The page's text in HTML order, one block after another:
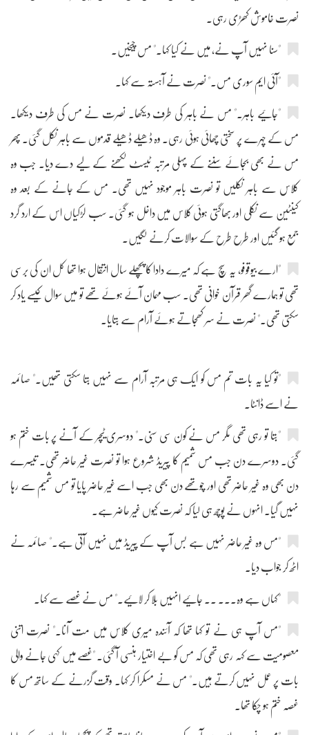
نصرت خاموش کھڑی رہی۔
"سنا نہیں آپ نے، میں نے کیا کہا۔" مس چیخیں۔
"آئی ایم سوری مس۔" نصرت نے آہستہ سے کہا۔
"جائیے باہر۔" مس نے باہر کی طرف دیکھا۔ نصرت نے مس کی طرف دیکھا۔
مس کے چہرے پر سختی چھائی ہوئی رہی۔ وہ ڈھیلے ڈھیلے قدموں سے باہر نکل گئی۔ پھر
مس نے بھی بجائے سننے کے پہلی مرتبہ ٹیسٹ لکھنے کے لیے دے دیا۔ جب وہ
کلاس سے باہر نکلیں تو نصرت باہر موجود نہیں تھی۔ مس کے جانے کے بعد وہ
کینٹین سے نکلی اور بھاگتی ہوئی کلاس میں داخل ہو گئی۔ سب لڑکیاں اس کے ارد گرد
جمع ہو گئیں اور طرح طرح کے سوالات کرنے لگیں۔
"ارے بیوقوفو، یہ سچ ہے کہ میرے دادا کا پچھلے سال انتقال ہوا تھا کل ان کی برسی
تھی تو ہمارے گھر قرآن خوانی تھی۔ سب مہمان آئے ہوئے تھے تو میں سوال کیسے یاد کر
سکتی تھی۔" نصرت نے سر کھجاتے ہوئے آرام سے بتایا۔
"تو کیا یہ بات تم مس کو ایک ہی مرتبہ آرام سے نہیں بتا سکتی تھیں۔" صائمہ
نے اسے ڈانٹا۔
"بتا تو رہی تھی مگر مس نے کون سی سنی۔" دوسری ٹیچر کے آنے پر بات ختم ہو
گئی۔ دوسرے دن جب مس شمیم کا پیریڈ شروع ہوا تو نصرت غیر حاضر تھی۔ تیسرے
دن بھی وہ غیر حاضر تھی اور چوتھے دن بھی جب اسے غیر حاضر پایا تو مس شمیم سے رہا
نہیں گیا۔ انہوں نے پوچھ ہی لیا کہ نصرت کیوں غیر حاضر ہے۔
"مس وہ غیر حاضر نہیں ہے بس آپ کے پیریڈ میں نہیں آتی ہے۔" صائمہ نے
اٹھ کر جواب دیا۔
"کہاں ہے وہ۔۔۔ ۔۔ جائیے انہیں بلا کر لائیے۔" مس نے غصے سے کہا۔
"مس آپ ہی نے تو کہا تھا کہ آئندہ میری کلاس میں مت آنا۔" نصرت اتنی
معصومیت سے کہہ رہی تھی کہ مس کو بے اختیار ہنسی آ گئی۔ "غصے میں کہی جانے والی
بات پر عمل نہیں کرتے ہیں۔" مس نے مسکرا کر کہا۔ وقت گزرنے کے ساتھ مس کا
غصہ ختم ہو چکا تھا۔